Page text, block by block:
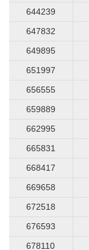
644239
647832
649895
651997
656555
659889
662995
665831
668417
669658
672518
676593
678110